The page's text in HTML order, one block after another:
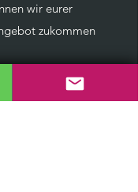
wir eurer
zukommen